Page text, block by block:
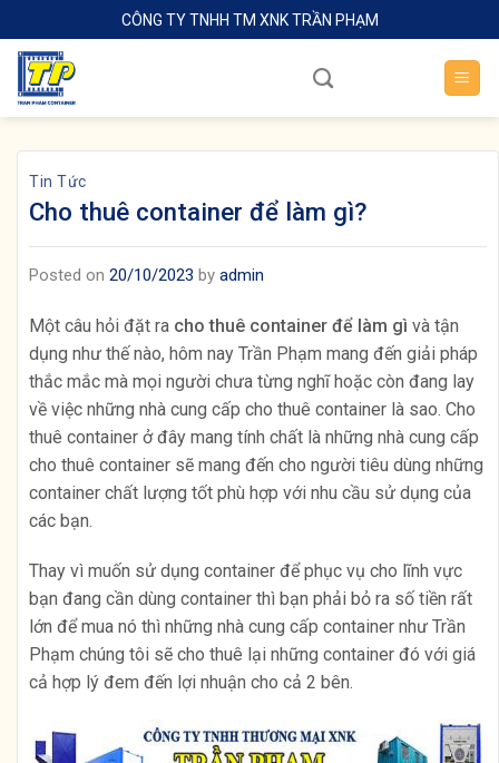
to
content
CÔNG TY TNHH TM XNK TRẦN PHẠM
Tin Tức
Cho thuê container để làm gì?
Posted on 20/10/2023 by admin
Một câu hỏi đặt ra cho thuê container để làm gì và tận
dụng như thế nào, hôm nay Trần Phạm mang đến giải pháp
thắc mắc mà mọi người chưa từng nghĩ hoặc còn đang lay
về việc những nhà cung cấp cho thuê container là sao. Cho
thuê container ở đây mang tính chất là những nhà cung cấp
cho thuê container sẽ mang đến cho người tiêu dùng những
container chất lượng tốt phù hợp với nhu cầu sử dụng của
các bạn.
Thay vì muốn sử dụng container để phục vụ cho lĩnh vực
bạn đang cần dùng container thì bạn phải bỏ ra số tiền rất
lớn để mua nó thì những nhà cung cấp container như Trần
Phạm chúng tôi sẽ cho thuê lại những container đó với giá
cả hợp lý đem đến lợi nhuận cho cả 2 bên.